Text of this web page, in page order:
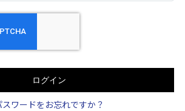
ログイン
スワードをお忘れですか？